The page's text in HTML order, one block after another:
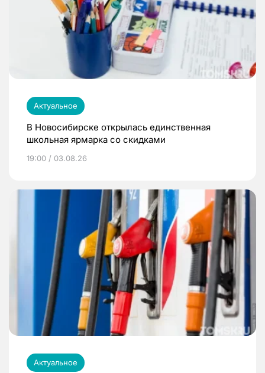
Актуальное
В Новосибирске открылась единственная
школьная ярмарка со скидками
19:00 / 03.08.26
Актуальное